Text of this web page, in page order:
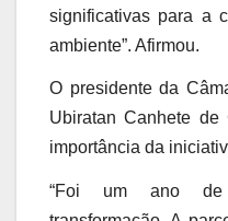
significativas para a
ambiente”. Afirmou.
O presidente da
Ubiratan Canhete
importância da
“Foi um ano de